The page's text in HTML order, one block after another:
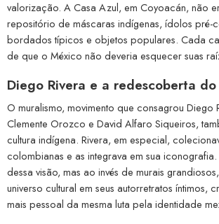
valorização. A Casa Azul, em Coyoacán, não
repositório de máscaras indígenas, ídolos pré-
bordados típicos e objetos populares. Cada
de que o México não deveria esquecer suas
Diego Rivera e a redescoberta
O muralismo, movimento que consagrou Diego
Clemente Orozco e David Alfaro Siqueiros,
cultura indígena. Rivera, em especial,
colombianas e as integrava em sua
dessa visão, mas ao invés de murais
universo cultural em seus autorretratos íntimos,
mais pessoal da mesma luta pela identidade